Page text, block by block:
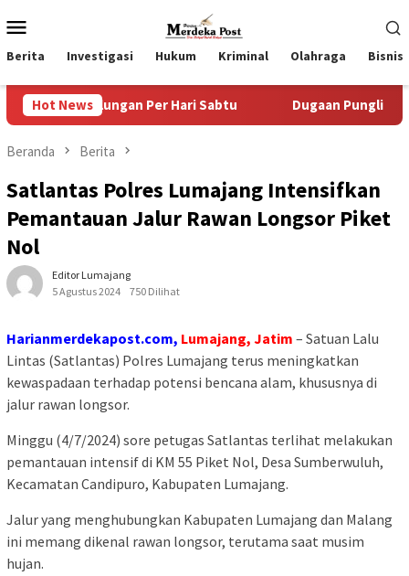
ke
kontenMobile
Berita Investigasi Hukum Kriminal Olahraga Bisnis
Hot News
Per Hari Sabtu Dugaan Pungli SKAB di BPRD
Beranda Berita
Satlantas Polres Lumajang Intensifkan
Pemantauan Jalur Rawan Longsor Piket
Nol
Editor Lumajang
5 Agustus 2024
750 Dilihat
Harianmerdekapost.com, Lumajang, Jatim – Satuan Lalu
Lintas (Satlantas) Polres Lumajang terus meningkatkan
kewaspadaan terhadap potensi bencana alam, khususnya di
jalur rawan longsor.
Minggu (4/7/2024) sore petugas Satlantas terlihat melakukan
pemantauan intensif di KM 55 Piket Nol, Desa Sumberwuluh,
Kecamatan Candipuro, Kabupaten Lumajang.
Jalur yang menghubungkan Kabupaten Lumajang dan Malang
ini memang dikenal rawan longsor, terutama saat musim
hujan.